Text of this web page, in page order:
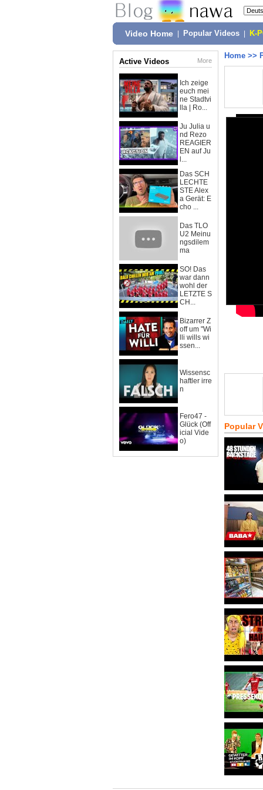
Video Home Popular Videos K-
Active Videos More
Ich zeige
euch mei
ne Stadtvi
lla | Ro...
Ju Julia u
nd Rezo
REAGIER
EN auf Ju
l...
Das SCH
LECHTE
STE Alex
a Gerät: E
cho ...
Das TLO
U2 Meinu
ngsdilem
ma
SO! Das
war dann
wohl der
LETZTE S
CH...
Bizarrer Z
off um "Wi
lli wills wi
ssen...
Wissensc
haftler irre
n
Fero47 -
Glück (Off
icial Vide
o)
Home >>
Popular